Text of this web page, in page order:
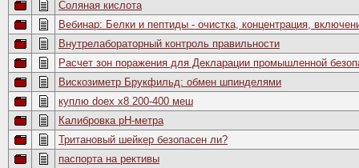
Соляная кислота
Вебинар: Белки и пептиды - очистка, концентрация,
Внутрелабораторный контроль правильности
Расчет зон поражения для Декларации промышленной
Вискозиметр Брукфильд: обмен шпинделями
куплю doex x8 200-400 меш
Калибровка pH-метра
Тритановый шейкер безопасен ли?
паспорта на рективы